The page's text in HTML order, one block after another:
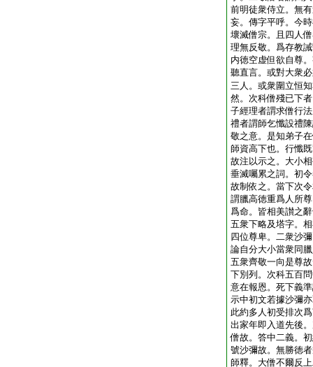
前明徒衆侍立。無
妄。傳字平呼。今
壞滅僧宗。且四人
理無反敬。爲存教
内徳空虚但欲自尊
聽直言。或對大衆
三人。或衆圍立恒
然。次科僧殘已下
子經理者謂求僧行
禮者謂師乞懺設禮
敬之意。是知弟子
師資高下也。行懺
故注以示之。大小
垂滅囑累之詞。初
故制依之。當下次
謂臘高徳重爲人所
爲命。皆相美讃之
五衆下略及塔字。
四位尊卑。二衆沙
論自分大小當衆同
五衆齊敬一向是尊
下別列。次科五百
意在報恩。死下義
示中初文若據沙彌
此約多人初受排次
出家年即入道先後
僧故。答中二義。
號沙彌故。無勝徳
師釋。大僧不爾反